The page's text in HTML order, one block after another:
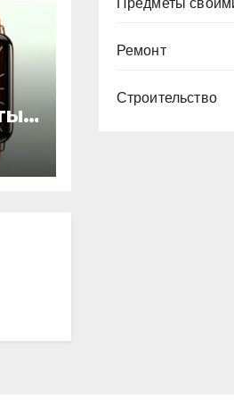
Предметы
Ремонт
Строительство